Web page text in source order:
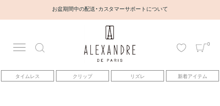
お盆期間中の配送・カスタマーサポートについて
0
タイムレス クリップ リズレ 新着アイテム
アカウント
アイテム